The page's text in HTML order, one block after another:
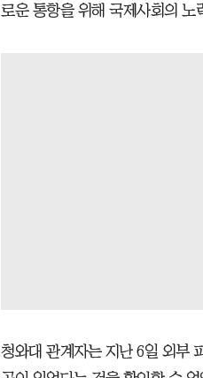
로운 통항을 위해 국제사회의
청와대 관계자는 지난 6일 외부